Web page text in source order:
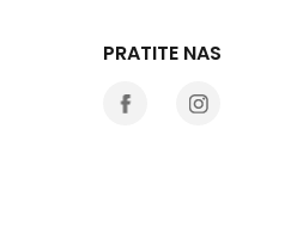
PRATITE NAS